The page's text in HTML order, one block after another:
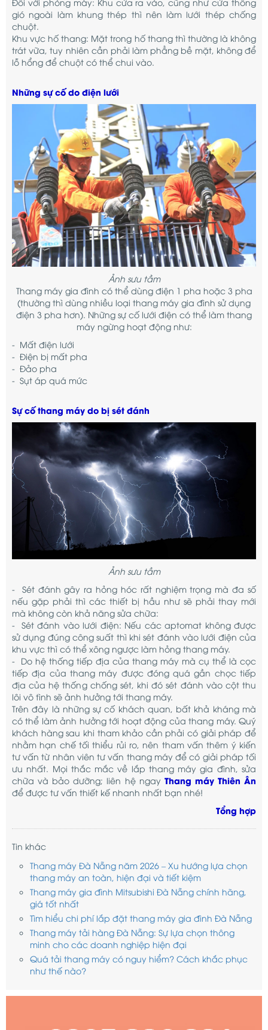
gió ngoài làm khung thép thì nên làm lưới thép chống
chuột.
Khu vực hố thang: Mặt trong hố thang thì thường là không
trát vữa, tuy nhiên cần phải làm phẳng bề mặt, không để
lỗ hổng để chuột có thể chui vào.
Những sự cố do điện lưới
Ảnh sưu tầm
Thang máy gia đình có thể dùng điện 1 pha hoặc 3 pha
(thường thì dùng nhiều loại thang máy gia đình sử dụng
điện 3 pha hơn). Những sự cố lưới điện có thể làm thang
máy ngừng hoạt động như:
- Mất điện lưới
- Điện bị mất pha
- Đảo pha
- Sụt áp quá mức
Sự cố thang máy do bị sét đánh
Ảnh sưu tầm
- Sét đánh gây ra hỏng hóc rất nghiệm trọng mà đa số
nếu gặp phải thì các thiết bị hầu như sẽ phải thay mới
mà không còn khả năng sửa chữa:
- Sét đánh vào lưới điện: Nếu các aptomat không được
sử dụng đúng công suất thì khi sét đánh vào lưới điện của
khu vực thì có thể xông ngược làm hỏng thang máy.
- Do hệ thống tiếp địa của thang máy mà cụ thể là cọc
tiếp địa của thang máy được đóng quá gần chọc tiếp
địa của hệ thống chống sét, khi đó sét đánh vào cột thu
lôi vô tình sẽ ảnh hưởng tới thang máy.
Trên đây là những sự cố khách quan, bất khả kháng mà
có thể làm ảnh hưởng tới hoạt động của thang máy. Quý
khách hàng sau khi tham khảo cần phải có giải pháp để
nhằm hạn chế tối thiểu rủi ro, nên tham vấn thêm ý kiến
tư vấn từ nhân viên tư vấn thang máy để có giải pháp tối
ưu nhất. Mọi thắc mắc về lắp thang máy gia đình, sửa
chữa và bảo dưỡng; liên hệ ngay Thang máy Thiên Ân
để được tư vấn thiết kế nhanh nhất bạn nhé!
Tổng hợp
Tin khác
Thang máy Đà Nẵng năm 2026 – Xu hướng lựa chọn
thang máy an toàn, hiện đại và tiết kiệm
Thang máy gia đình Mitsubishi Đà Nẵng chính hãng,
giá tốt nhất
Tìm hiểu chi phí lắp đặt thang máy gia đình Đà Nẵng
Thang máy tải hàng Đà Nẵng: Sự lựa chọn thông
minh cho các doanh nghiệp hiện đại
Quá tải thang máy có nguy hiểm? Cách khắc phục
như thế nào?